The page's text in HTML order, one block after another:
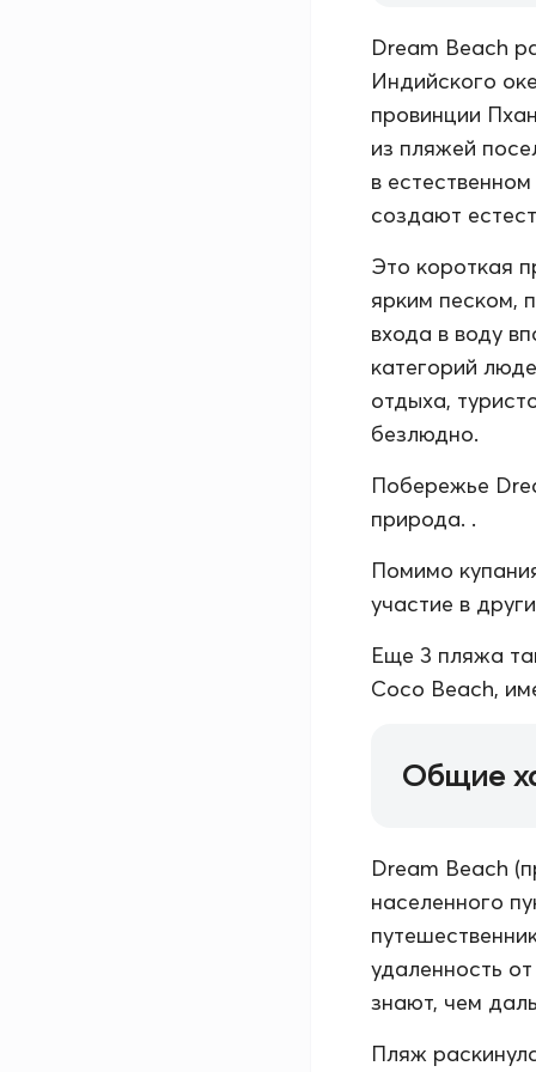
Dream Beach
Индийского
провинции
из пляжей
в
создают
Это короткая
ярким песком,
входа в воду
категорий
отдыха,
безлюдно.
Побережье
природа. .
Помимо
участие в
Еще 3 пляжа
Coco Beach,
Общие
Dream Beach
населенного
удаленность
знают, чем
Пляж